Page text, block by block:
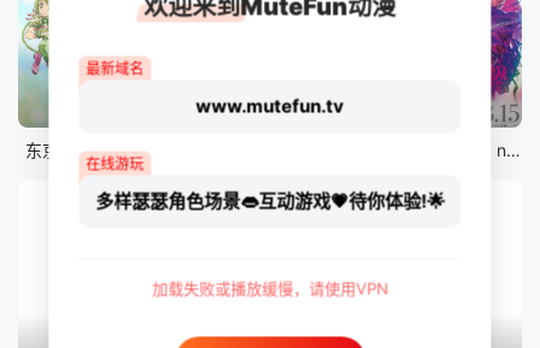
东京猫猫 NEW～♡
12集全
剧场版 Fate/stay night [Heaven&#039;s Feel] III.spring song
欢迎来到MuteFun动漫
最新域名
www.mutefun.tv
在线游玩
多样瑟瑟角色场景👄互动游戏💗待你体验!🌟
加载失败或播放缓慢，请使用VPN